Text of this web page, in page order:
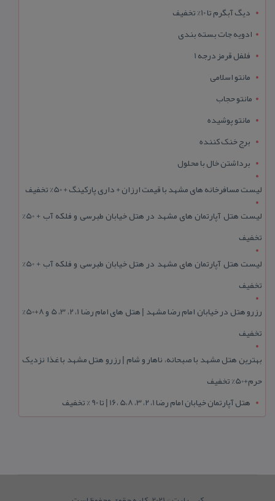
دیگ آبگرم تا 10% تخفیف
ادویه جات بسته بندی
فلفل قرمز درجه 1
مانتو اسلامی
مانتو حجاب
مانتو پوشیده
برج خنک کننده
برداشتن خال با محلول
لیست مسافرخانه های مشهد با قیمت ارزان + داری پارکینگ + 50% تخفیف
لیست هتل آپارتمان های مشهد در هتل خیابان طبرسی و فلکه آب + 50%
تخفیف
لیست هتل آپارتمان های مشهد در هتل خیابان طبرسی و فلکه آب + 50%
تخفیف
رزرو هتل در خیابان امام رضا مشهد | هتل‌ های امام رضا 1، 2، 3، 5 و 8+50%
تخفیف
بهترین هتل مشهد با صبحانه، ناهار و شام | رزرو هتل مشهد با غذا نزدیک
حرم+50% تخفیف
هتل آپارتمان خیابان امام رضا 1، 2، 3، 5،8 ،16 | تا 90 % تخفیف